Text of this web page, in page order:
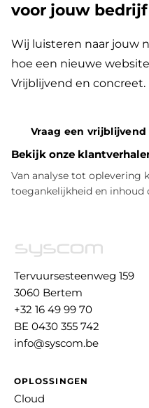
voor jouw
Wij luisteren naar jouw
hoe een nieuwe
Vrijblijvend en concreet.
Vraag een
Bekijk onze
Van analyse tot oplevering
toegankelijkheid en inhoud
Tervuursesteenweg 159
3060 Bertem
+32 16 49 99 70
BE 0430 355 742
info@syscom.be
OPLOSSINGEN
Cloud